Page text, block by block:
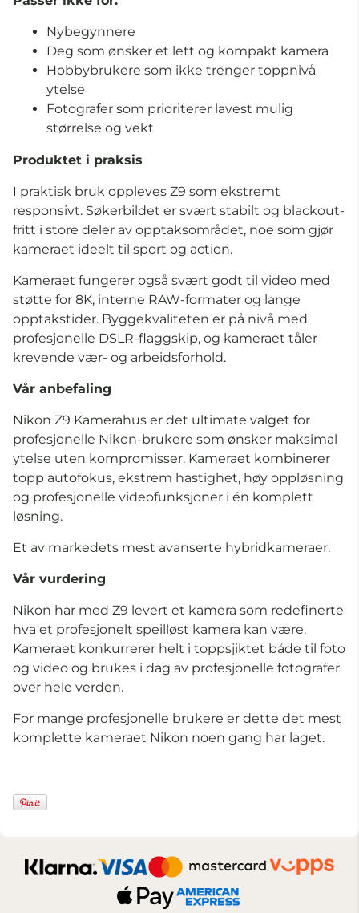
Nybegynnere
Deg som ønsker et lett og kompakt kamera
Hobbybrukere som ikke trenger toppnivå
ytelse
Fotografer som prioriterer lavest mulig
størrelse og vekt
Produktet i praksis
I praktisk bruk oppleves Z9 som ekstremt
responsivt. Søkerbildet er svært stabilt og blackout-
fritt i store deler av opptaksområdet, noe som gjør
kameraet ideelt til sport og action.
Kameraet fungerer også svært godt til video med
støtte for 8K, interne RAW-formater og lange
opptakstider. Byggekvaliteten er på nivå med
profesjonelle DSLR-flaggskip, og kameraet tåler
krevende vær- og arbeidsforhold.
Vår anbefaling
Nikon Z9 Kamerahus er det ultimate valget for
profesjonelle Nikon-brukere som ønsker maksimal
ytelse uten kompromisser. Kameraet kombinerer
topp autofokus, ekstrem hastighet, høy oppløsning
og profesjonelle videofunksjoner i én komplett
løsning.
Et av markedets mest avanserte hybridkameraer.
Vår vurdering
Nikon har med Z9 levert et kamera som redefinerte
hva et profesjonelt speilløst kamera kan være.
Kameraet konkurrerer helt i toppsjiktet både til foto
og video og brukes i dag av profesjonelle fotografer
over hele verden.
For mange profesjonelle brukere er dette det mest
komplette kameraet Nikon noen gang har laget.